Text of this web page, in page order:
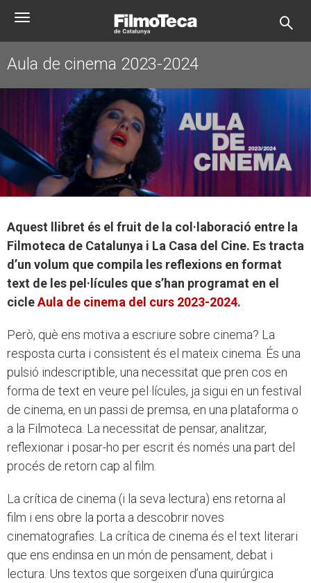
Toggle
Aula de cinema 2023-2024
Aquest llibret és el fruit de la col·laboració entre la
Filmoteca de Catalunya i La Casa del Cine. Es tracta
d’un volum que compila les reflexions en format
text de les pel·lícules que s’han programat en el
cicleAula de cinema del curs 2023-2024.
Però, què ens motiva a escriure sobre cinema? La
resposta curta i consistent és el mateix cinema. És una
pulsió indescriptible, una necessitat que pren cos en
forma de text en veure pel·lícules, ja sigui en un festival
de cinema, en un passi de premsa, en una plataforma o
a la Filmoteca. La necessitat de pensar, analitzar,
reflexionar i posar-ho per escrit és només una part del
procés de retorn cap al film.
La crítica de cinema (i la seva lectura) ens retorna al
film i ens obre la porta a descobrir noves
cinematografies. La crítica de cinema és el text literari
que ens endinsa en un món de pensament, debat i
lectura. Uns textos que sorgeixen d’una quirúrgica